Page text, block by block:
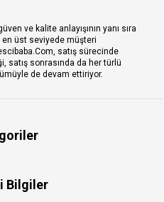
ve kalite anlayışının yanı sıra
üst seviyede müşteri
satış sürecinde
satış sonrasında da her türlü
de devam ettiriyor.
Bilgiler